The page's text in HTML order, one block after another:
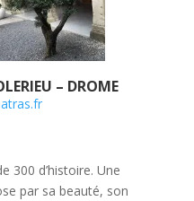
– DROME
300 d’histoire. Une
par sa beauté, son